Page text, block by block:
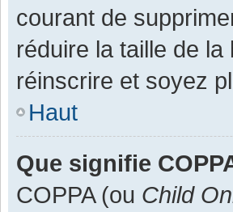
courant de
réduire la taille de
réinscrire et soyez
Haut
Que signifie
COPPA (ou Child